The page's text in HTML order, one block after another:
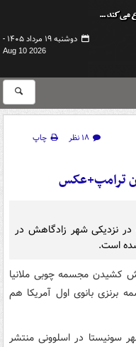
دوشنبه ۱۹ مرداد ۱۴۰۵ -
Aug 10 2026
۱۸ نظر
چاپ
ترامپ+عکس
در نزدیکی شهر زادگاهش در
است.
آتش کشیدن مجسمه چوبی ملانیا
برنزی بانوی اول آمریکا هم
سونیستا در اسلوونی منتشر